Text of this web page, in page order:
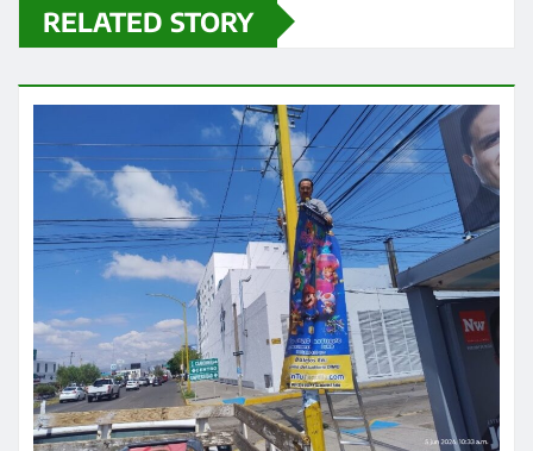
RELATED STORY